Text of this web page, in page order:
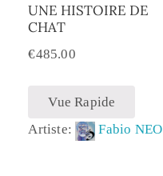
UNE HISTOIRE DE
CHAT
€485.00
Vue Rapide
Artiste:
Fabio NEO